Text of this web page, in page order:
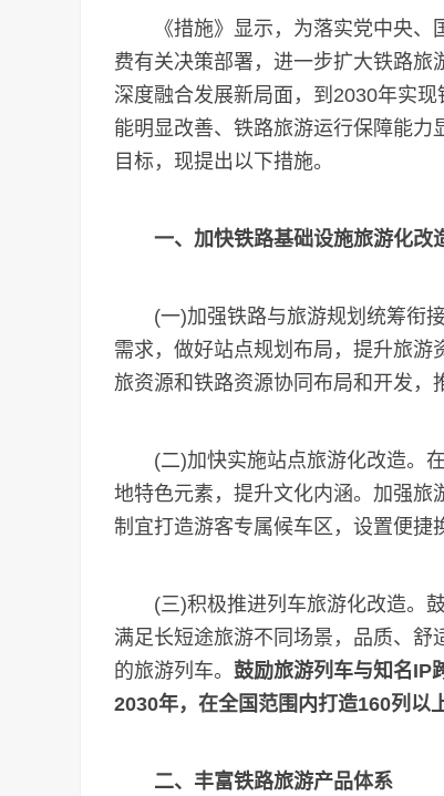
《措施》显示，为落实党中央、
费有关决策部署，进一步扩大铁路
深度融合发展新局面，到2030年实
能明显改善、铁路旅游运行保障能
目标，现提出以下措施。
一、加快铁路基础设施旅游化改
(一)加强铁路与旅游规划统筹衔接
需求，做好站点规划布局，提升旅
旅资源和铁路资源协同布局和开发，
(二)加快实施站点旅游化改造。在
地特色元素，提升文化内涵。加强
制宜打造游客专属候车区，设置便捷
(三)积极推进列车旅游化改造。鼓
满足长短途旅游不同场景，品质、
的旅游列车。 鼓励旅游列车与知名IP
2030年，在全国范围内打造160列以
二、丰富铁路旅游产品体系